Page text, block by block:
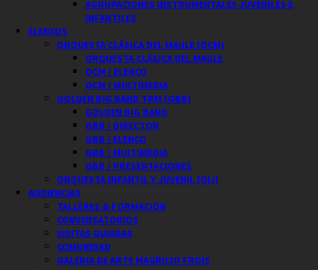
AGRUPACIONES INSTRUMENTALES JUVENILES E
INFANTILES
ELENCOS
ORQUESTA CLÁSICA DEL MAULE (OCM)
ORQUESTA CLÁSICA DEL MAULE
OCM / ELENCO
OCM / MULTIMEDIA
GOLDEN BIG BAND TRM (GBB)
GOLDEN BIG BAND
GBB / DIRECTOR
GBB / ELENCO
GBB / MULTIMEDIA
GBB / PRESENTACIONES
ORQUESTA INFANTIL Y JUVENIL (OIJ)
AUDIENCIAS
TALLERES & FORMACIÓN
CONVERSATORIOS
VISITAS GUIADAS
COMUNIDAD
GALERIA DE ARTE MAURICIO FROIS